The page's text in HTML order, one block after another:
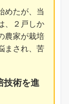
めたが、当
、２戸しか
農家が栽培
まされ、苦
技術を進